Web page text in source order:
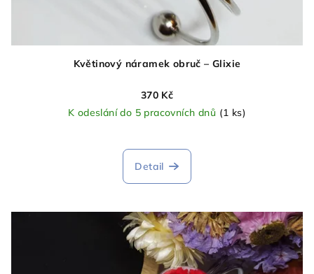
Květinový náramek obruč – Glixie
370 Kč
K odeslání do 5 pracovních dnů (1 ks)
Detail